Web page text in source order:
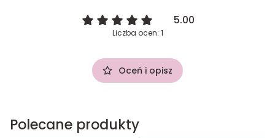
5.00
Liczba ocen: 1
Oceń i opisz
Polecane produkty